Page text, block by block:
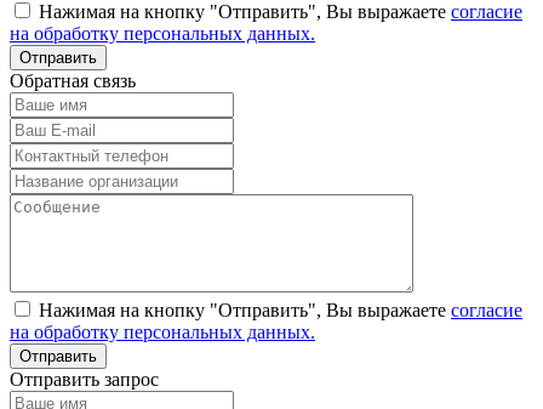
Нажимая на кнопку "Отправить", Вы выражаете согласие
на обработку персональных данных.
Обратная связь
Нажимая на кнопку "Отправить", Вы выражаете согласие
на обработку персональных данных.
Отправить запрос